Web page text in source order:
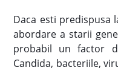
Daca esti predispusa
abordare a starii
probabil un factor
Candida, bacteriile,